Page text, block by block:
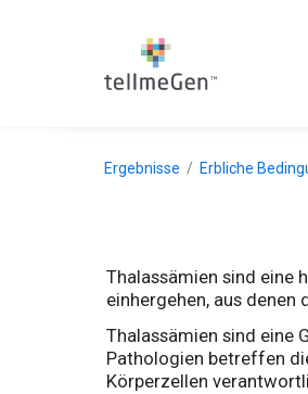
Ergebnisse Erbliche
Thalassämien sind eine
einhergehen, aus denen
Thalassämien sind eine
Pathologien betreffen
Körperzellen